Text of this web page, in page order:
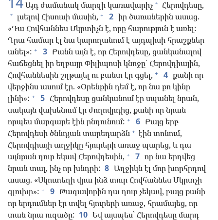
Այդ ժամանակ մարզի կառավարիչ * Հերովդեսը,
* լսելով Հիսուսի մասին, + 2 իր ծառաներին ասաց.
«Դա Հովհաննես Մկրտիչն է, որը հարություն է առել:
Դրա համար էլ նա կարողանում է այդպիսի հրաշքներ
անել»: + 3 Բանն այն է, որ Հերովդեսը, ցանկանալով
հաճեցնել իր եղբայր Փիլիպոսի կնոջը՝ Հերովդիային,
Հովհաննեսին շղթայել ու բանտ էր գցել, + 4 քանի որ
վերջինս ասում էր. «Օրենքին դեմ է, որ նա քո կինը
լինի»: + 5 Հերովդեսը ցանկանում էր սպանել նրան,
սակայն վախենում էր ժողովրդից, քանի որ նրան
որպես մարգարե էին ընդունում: + 6 Բայց երբ
Հերովդեսի ծննդյան տարեդարձն + էին տոնում,
Հերովդիայի աղջիկը հյուրերի առաջ պարեց, և դա
այնքան դուր եկավ Հերովդեսին, + 7 որ նա երդվեց
նրան տալ, ինչ որ խնդրի: 8 Աղջիկն էլ մոր խորհրդով
ասաց. «Սկուտեղի վրա ինձ տուր Հովհաննես Մկրտչի
գլուխը»: + 9 Թագավորին դա դուր չեկավ, բայց քանի
որ երդումներ էր տվել հյուրերի առաջ, հրամայեց, որ
տան նրա ուզածը: 10 Եվ այսպես՝ Հերովդեսը մարդ